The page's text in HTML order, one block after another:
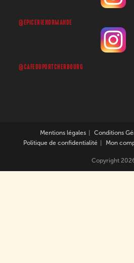
@EPICERIENORMANDE
@CAFEDUPORTCHERBOURG
Mentions légales
Conditions
Politique de confidentialité
Mon
Copyright